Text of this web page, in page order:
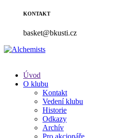
KONTAKT
basket@bkusti.cz
Úvod
O klubu
Kontakt
Vedení klubu
Historie
Odkazy
Archív
Pro akcionáře